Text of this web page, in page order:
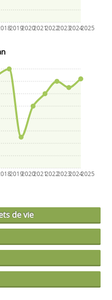
2019202020212022202320242025
2019202020212022202320242025
de vie